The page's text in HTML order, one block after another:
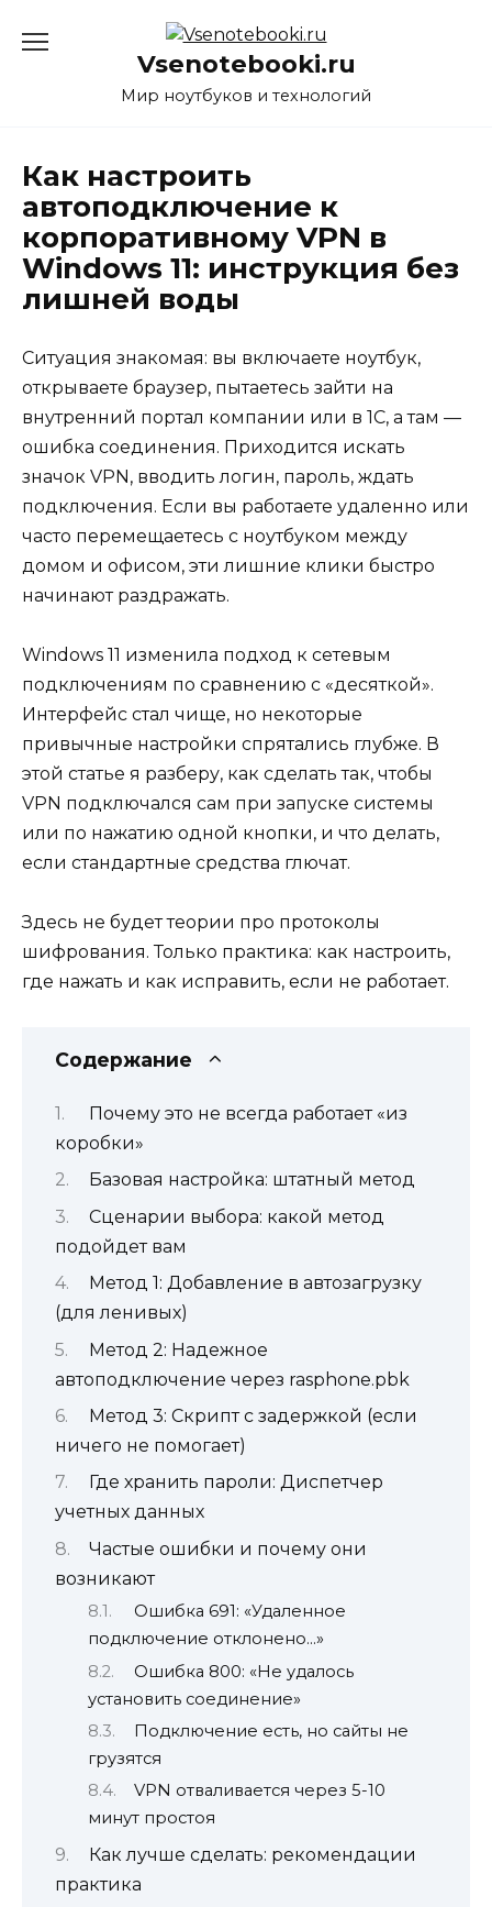
Vsenotebooki.ru
Мир ноутбуков и технологий
Как настроить
автоподключение к
корпоративному VPN в
Windows 11: инструкция без
лишней воды
Ситуация знакомая: вы включаете ноутбук,
открываете браузер, пытаетесь зайти на
внутренний портал компании или в 1С, а там —
ошибка соединения. Приходится искать
значок VPN, вводить логин, пароль, ждать
подключения. Если вы работаете удаленно или
часто перемещаетесь с ноутбуком между
домом и офисом, эти лишние клики быстро
начинают раздражать.
Windows 11 изменила подход к сетевым
подключениям по сравнению с «десяткой».
Интерфейс стал чище, но некоторые
привычные настройки спрятались глубже. В
этой статье я разберу, как сделать так, чтобы
VPN подключался сам при запуске системы
или по нажатию одной кнопки, и что делать,
если стандартные средства глючат.
Здесь не будет теории про протоколы
шифрования. Только практика: как настроить,
где нажать и как исправить, если не работает.
Содержание
Почему это не всегда работает «из
коробки»
Базовая настройка: штатный метод
Сценарии выбора: какой метод
подойдет вам
Метод 1: Добавление в автозагрузку
(для ленивых)
Метод 2: Надежное
автоподключение через rasphone.pbk
Метод 3: Скрипт с задержкой (если
ничего не помогает)
Где хранить пароли: Диспетчер
учетных данных
Частые ошибки и почему они
возникают
Ошибка 691: «Удаленное
подключение отклонено…»
Ошибка 800: «Не удалось
установить соединение»
Подключение есть, но сайты не
грузятся
VPN отваливается через 5-10
минут простоя
Как лучше сделать: рекомендации
практика